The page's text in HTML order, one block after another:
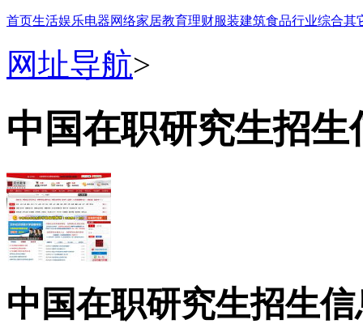
首页生活娱乐电器网络家居教育理财服装建筑食品行业综合其
网址导航>
中国在职研究生招生
中国在职研究生招生